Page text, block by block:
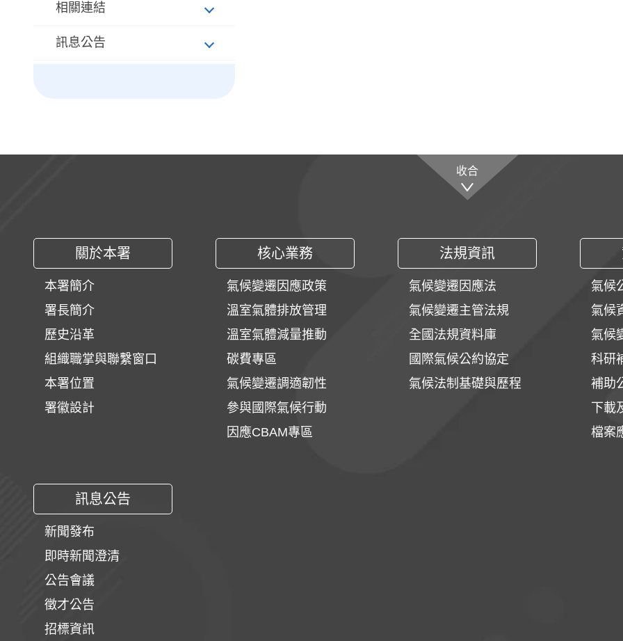
相關連結
訊息公告
收合
關於本署
本署簡介
署長簡介
歷史沿革
組織職掌與聯繫窗口
本署位置
署徽設計
核心業務
氣候變遷因應政策
溫室氣體排放管理
溫室氣體減量推動
碳費專區
氣候變遷調適韌性
參與國際氣候行動
因應CBAM專區
法規資訊
氣候變遷因應法
氣候變遷主管法規
全國法規資料庫
國際氣候公約協定
氣候法制基礎與歷程
氣候
氣候
氣候
科研
補助
下載
檔案
訊息公告
新聞發布
即時新聞澄清
公告會議
徵才公告
招標資訊